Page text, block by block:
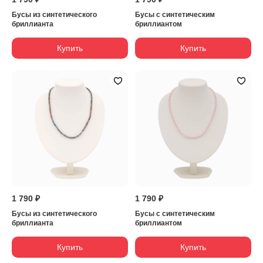
Бусы из синтетического
бриллианта
Купить
Бусы с синтетическим
бриллиантом
Купить
1 790 ₽
Бусы из синтетического
бриллианта
Купить
1 790 ₽
Бусы с синтетическим
бриллиантом
Купить